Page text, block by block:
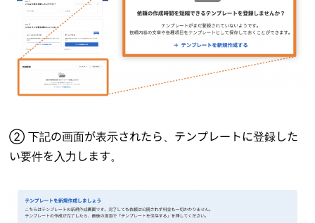
② 下記の画面が表示されたら、テンプレートに登録した
い要件を入力します。